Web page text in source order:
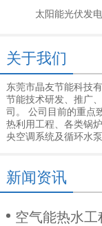
太阳能光伏发
关于我们
东莞市晶友节能科技
节能技术研发、推广
司。 公司目前的重点
热利用工程、各类锅
央空调系统及循环水
新闻资讯
空气能热水工程厂